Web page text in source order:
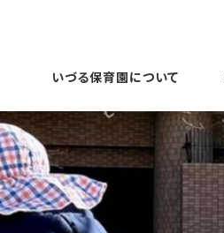
いづる保育園について